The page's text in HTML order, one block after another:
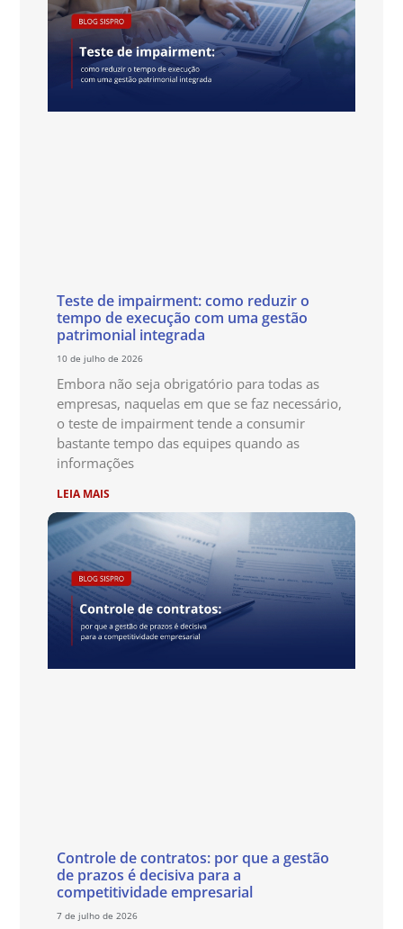
Teste de impairment: como reduzir o
tempo de execução com uma gestão
patrimonial integrada
10 de julho de 2026
Embora não seja obrigatório para todas as
empresas, naquelas em que se faz necessário,
o teste de impairment tende a consumir
bastante tempo das equipes quando as
informações
LEIA MAIS
Controle de contratos: por que a gestão
de prazos é decisiva para a
competitividade empresarial
7 de julho de 2026